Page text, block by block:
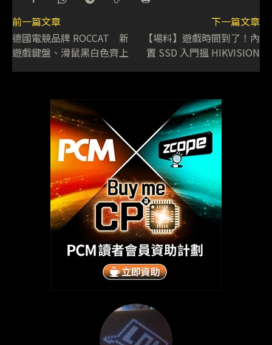
前一篇文章
德國電競品牌 ROCCAT 新
遊戲鍵盤、滑鼠黑白色齊上
下一篇文章
【場料】遊戲時間到了！內
置 SSD 入門搵 HIKVISION